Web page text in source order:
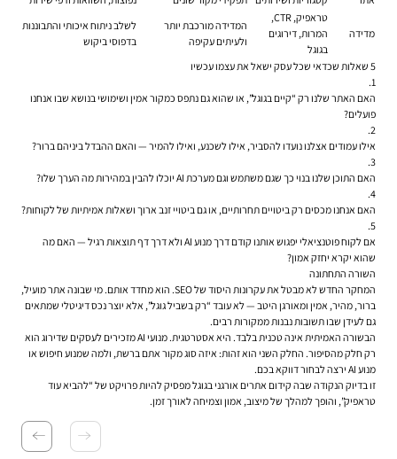
מדידה
טראפיק, CTR,
המרות, דירוגים
בגוגל
המדידה מורכבת יותר
ולעיתים עקיפה
לשלב ניתוח איכותי והתבוננות
בדפוסי ביקוש
5 שאלות שכדאי שכל עסק ישאל את עצמו עכשיו
האם האתר שלנו רק “קיים בגוגל”, או שהוא גם נתפס כמקור אמין ושימושי בנושא שבו אנחנו
פועלים?
אילו עמודים אצלנו נועדו להסביר, אילו לשכנע, ואילו להמיר — והאם ההבדל ביניהם ברור?
האם התוכן שלנו בנוי כך שגם משתמש וגם מערכת AI יוכלו להבין במהירות מה הערך שלו?
האם אנחנו מכסים רק ביטויים תחרותיים, או גם ביטויי זנב ארוך ושאלות אמיתיות של לקוחות?
אם לקוח פוטנציאלי יפגוש אותנו קודם דרך מנוע AI ולא דרך דף תוצאות רגיל — האם מה
שהוא יקרא יחזק אמון?
השורה התחתונה
המחקר החדש לא מבטל את עקרונות היסוד של SEO. הוא מחדד אותם. מי שבונה אתר מועיל,
ברור, מהיר, אמין ומאורגן היטב — לא עובד “רק בשביל גוגל”, אלא יוצר נכס דיגיטלי שמתאים
גם לעידן שבו תשובות נבנות ממקורות רבים.
הבשורה האמיתית אינה טכנית בלבד. היא אסטרטגית. מנועי AI מזכירים לעסקים שדירוג הוא
רק חלק מהסיפור. החלק השני הוא זהות: איזה סוג מקור אתם ברשת, ולמה שמנוע חיפוש או
מנוע AI ירצה לבחור דווקא בכם.
זו בדיוק הנקודה שבה קידום אתרים אורגני בגוגל מפסיק להיות פרויקט של “להביא עוד
טראפיק”, והופך למהלך של מיצוב, אמון וצמיחה לאורך זמן.